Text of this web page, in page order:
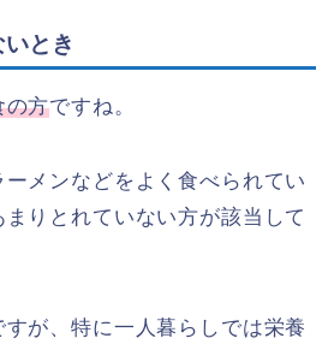
とき
の方ですね。
メンなどをよく食べられてい
りとれていない方が該当して
が、特に一人暮らしでは栄養